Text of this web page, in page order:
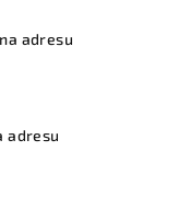
adresu
adresu